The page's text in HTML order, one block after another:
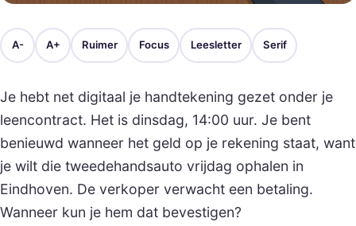
A- A+ Ruimer Focus Leesletter Serif
Je hebt net digitaal je handtekening gezet onder je
leencontract. Het is dinsdag, 14:00 uur. Je bent
benieuwd wanneer het geld op je rekening staat, want
je wilt die tweedehandsauto vrijdag ophalen in
Eindhoven. De verkoper verwacht een betaling.
Wanneer kun je hem dat bevestigen?